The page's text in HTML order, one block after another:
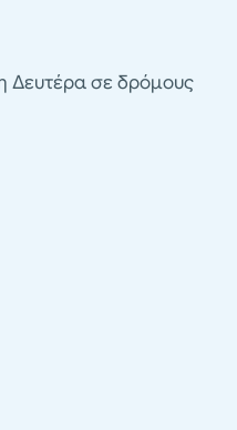
Δευτέρα σε δρόμους